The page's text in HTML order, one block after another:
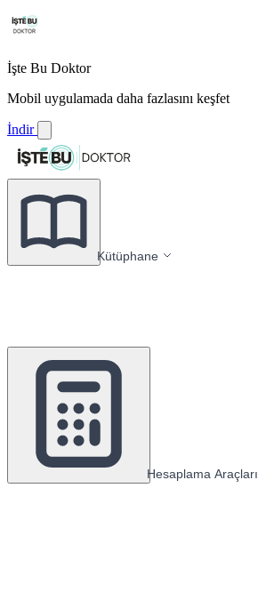
İşte Bu Doktor
Mobil uygulamada daha fazlasını keşfet
İndir
Kütüphane
Hesaplama Araçları